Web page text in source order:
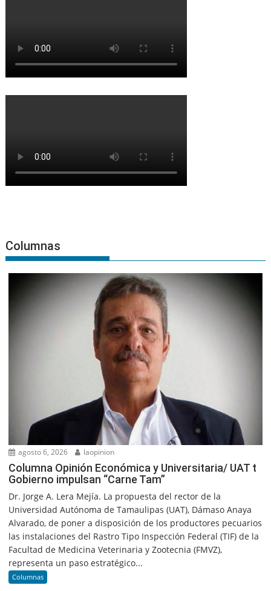
Columnas
agosto 6, 2026 laopinion
Columna Opinión Económica y Universitaria/ UAT t
Gobierno impulsan “Carne Tam”
Dr. Jorge A. Lera Mejía. La propuesta del rector de la
Universidad Autónoma de Tamaulipas (UAT), Dámaso Anaya
Alvarado, de poner a disposición de los productores pecuarios
las instalaciones del Rastro Tipo Inspección Federal (TIF) de la
Facultad de Medicina Veterinaria y Zootecnia (FMVZ),
representa un paso estratégico...
Columnas